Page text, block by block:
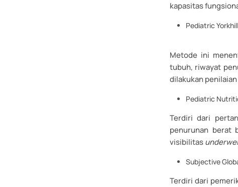
kapasitas
Pediatric
Metode ini
tubuh, riwayat
dilakukan
Pediatric
Terdiri dari
penurunan berat
visibilitas
Subjective
Terdiri dari